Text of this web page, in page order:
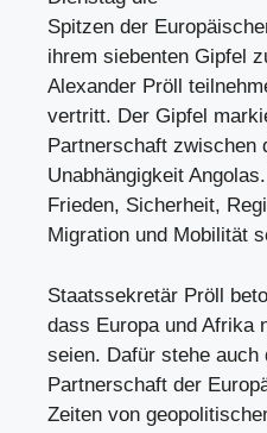
Spitzen der
ihrem siebenten Gipfel
Alexander Pröll
vertritt. Der Gipfel
Partnerschaft zwischen
Unabhängigkeit
Frieden, Sicherheit,
Migration und Mobilität
Staatssekretär Pröll
dass Europa und Afrika
seien. Dafür stehe
Partnerschaft der
Zeiten von